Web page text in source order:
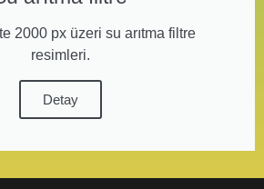
2000 px üzeri su arıtma filtre
resimleri.
Detay